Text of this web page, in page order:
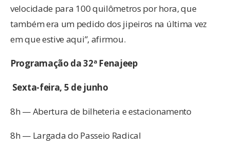
velocidade para 100 quilômetros por hora, que
também era um pedido dos jipeiros na última vez
em que estive aqui”, afirmou.
Programação da 32ª Fenajeep
Sexta-feira, 5 de junho
8h — Abertura de bilheteria e estacionamento
8h — Largada do Passeio Radical